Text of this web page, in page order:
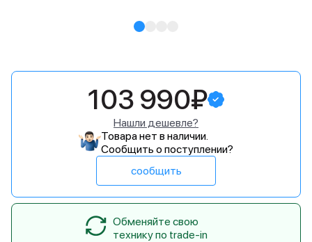
103 990₽
Нашли дешевле?
Товара нет в наличии.
Сообщить о поступлении?
сообщить
Обменяйте свою
технику по trade-in